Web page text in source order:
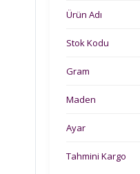
Ürün Adı
Stok Kodu
Gram
Maden
Ayar
Tahmini Kargo